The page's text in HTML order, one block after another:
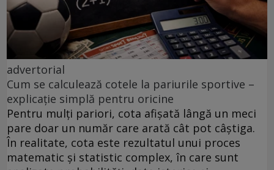
advertorial
Cum se calculează cotele la pariurile sportive –
explicație simplă pentru oricine
Pentru mulți pariori, cota afișată lângă un meci
pare doar un număr care arată cât pot câștiga.
În realitate, cota este rezultatul unui proces
matematic și statistic complex, în care sunt